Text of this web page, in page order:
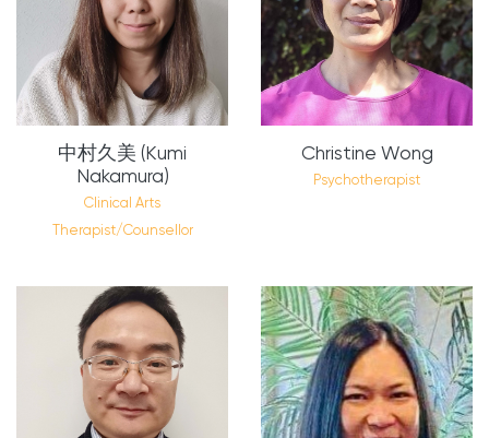
中村久美 (Kumi
Nakamura)
Clinical Arts
Therapist/Counsellor
Christine Wong
Psychotherapist